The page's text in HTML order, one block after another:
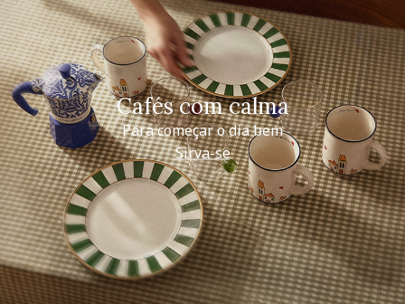
Cafés com calma
Para começar o dia bem
Sirva-se